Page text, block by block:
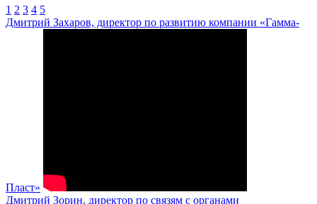
1 2 3 4 5
Дмитрий Захаров, директор по развитию компании «Гамма-
Пласт»
Дмитрий Зорин, директор по связям с органами